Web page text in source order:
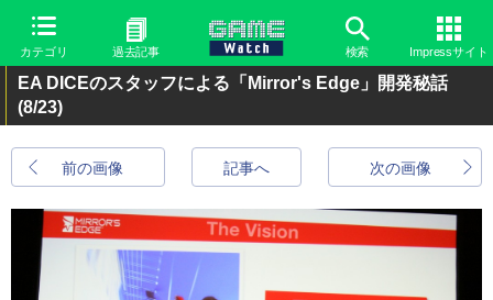
カテゴリ 過去記事 検索 Impressサイト
EA DICEのスタッフによる「Mirror's Edge」開発秘話
(8/23)
前の画像 次の画像
記事へ